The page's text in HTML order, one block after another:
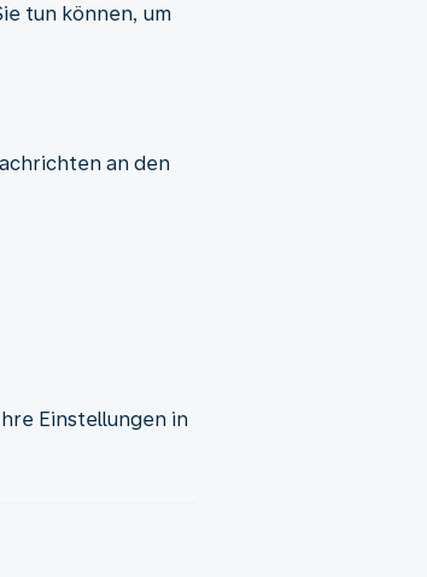
tun können, um
an den
Einstellungen in